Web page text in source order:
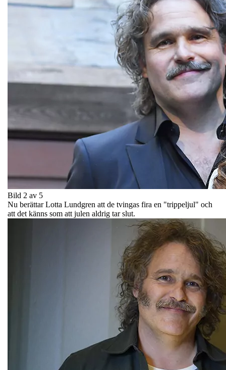
Bild 2 av 5
Nu berättar Lotta Lundgren att de tvingas fira en "trippeljul" och
att det känns som att julen aldrig tar slut.